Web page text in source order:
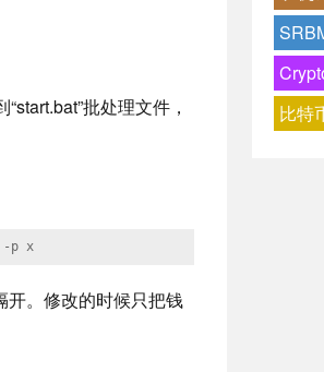
批处理文件，
-p x
开。修改的时候只把钱
比特